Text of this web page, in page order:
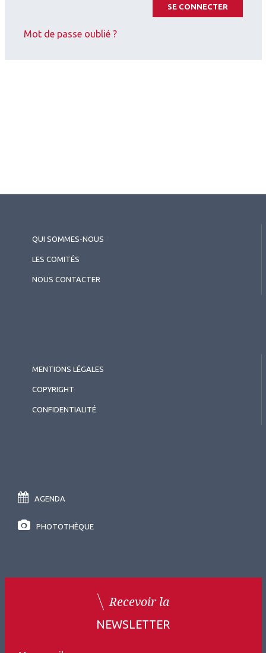
SE CONNECTER
Mot de passe oublié ?
QUI SOMMES-NOUS
LES COMITÉS
NOUS CONTACTER
MENTIONS LÉGALES
COPYRIGHT
CONFIDENTIALITÉ
AGENDA
PHOTOTHÈQUE
Recevoir la
NEWSLETTER